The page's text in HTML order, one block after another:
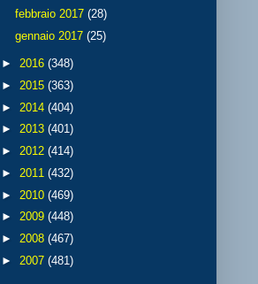
febbraio 2017 (28)
gennaio 2017 (25)
► 2016 (348)
► 2015 (363)
► 2014 (404)
► 2013 (401)
► 2012 (414)
► 2011 (432)
► 2010 (469)
► 2009 (448)
► 2008 (467)
► 2007 (481)